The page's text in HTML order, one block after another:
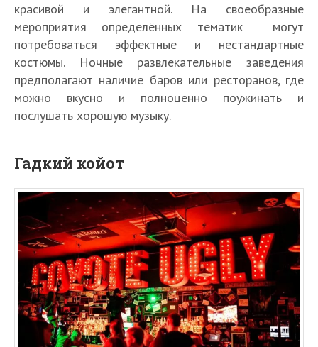
красивой и элегантной. На своеобразные
мероприятия определённых тематик могут
потребоваться эффектные и нестандартные
костюмы. Ночные развлекательные заведения
предполагают наличие баров или ресторанов, где
можно вкусно и полноценно поужинать и
послушать хорошую музыку.
Гадкий койот